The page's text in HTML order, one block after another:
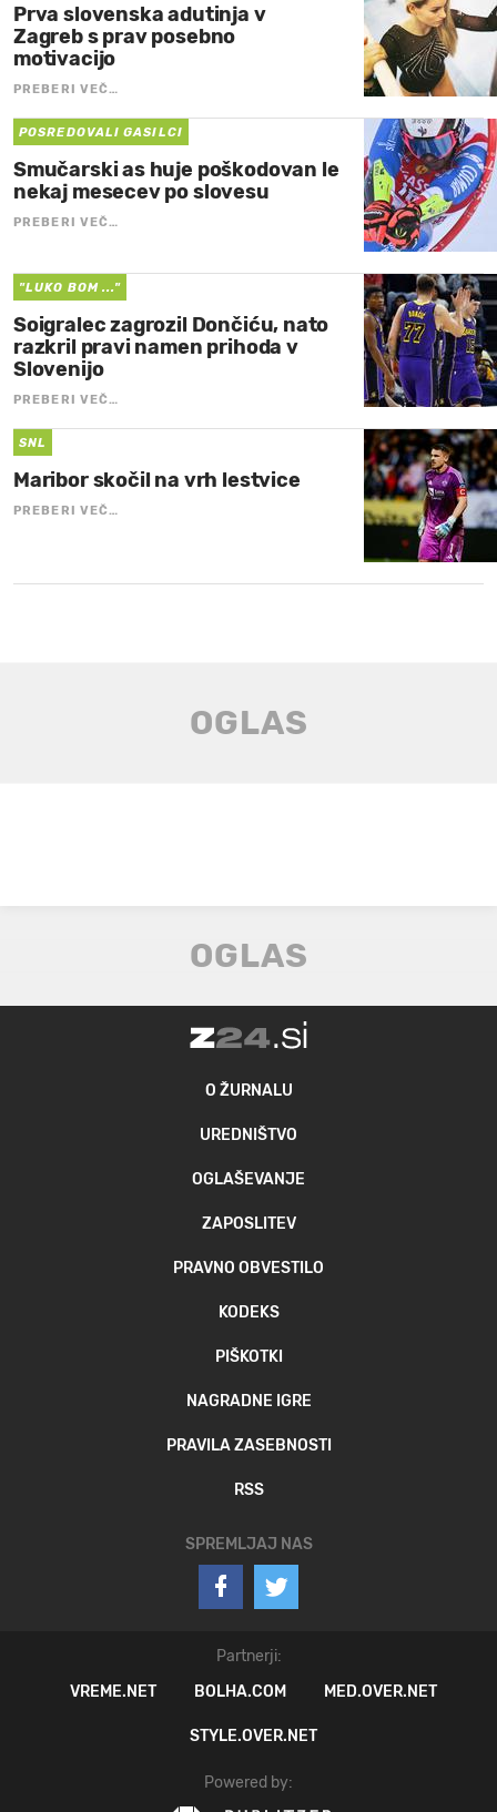
Prva slovenska adutinja v
Zagreb s prav posebno
motivacijo
PREBERI VEČ…
POSREDOVALI GASILCI
Smučarski as huje poškodovan le
nekaj mesecev po slovesu
PREBERI VEČ…
"LUKO BOM ..."
Soigralec zagrozil Dončiću, nato
razkril pravi namen prihoda v
Slovenijo
PREBERI VEČ…
SNL
Maribor skočil na vrh lestvice
PREBERI VEČ…
O ŽURNALU
UREDNIŠTVO
OGLAŠEVANJE
ZAPOSLITEV
PRAVNO OBVESTILO
KODEKS
PIŠKOTKI
NAGRADNE IGRE
PRAVILA ZASEBNOSTI
RSS
SPREMLJAJ NAS
Partnerji:
VREME.NET
BOLHA.COM MED.OVER.NET
STYLE.OVER.NET
Powered by: